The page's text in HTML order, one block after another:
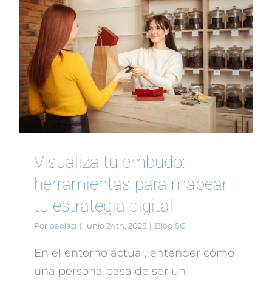
Visualiza tu embudo:
herramientas para mapear
tu estrategia digital
Por paolag | junio 24th, 2025 | Blog SC
En el entorno actual, entender cómo
una persona pasa de ser un